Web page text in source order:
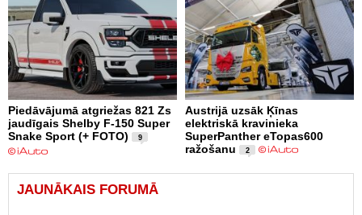
Piedāvājumā atgriežas 821 Zs
jaudīgais Shelby F-150 Super
Snake Sport (+ FOTO)
9
Austrijā uzsāk Ķīnas
elektriskā kravinieka
SuperPanther eTopas600
ražošanu
2
JAUNĀKAIS FORUMĀ